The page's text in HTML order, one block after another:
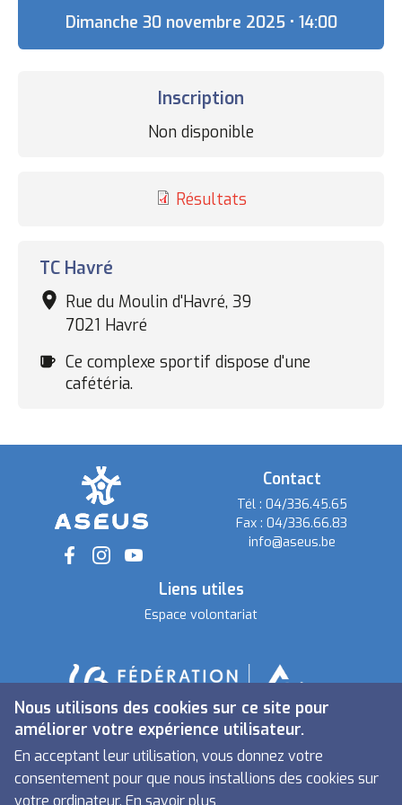
DateDimanche 30 novembre 2025 • 14:00
Complexe
sportif
TC Havré
Rue du Moulin d'Havré, 39
7021 Havré
Cafétéria
Ce complexe sportif dispose d'une
cafétéria.
Inscription
Non disponible
Résultats
Social
Contact
Tél : 04/336.45.65
Fax :04/336.66.83
info@aseus.be
Liens utiles
Espace volontariat
Nous utilisons des cookies sur ce site pour
améliorer votre expérience utilisateur.
En acceptant leur utilisation, vous donnez votre
consentement pour que nous installions des cookies sur
votre ordinateur. En savoir plus